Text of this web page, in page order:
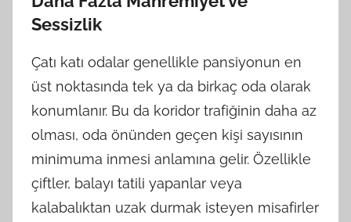
Sessizlik
Çatı katı odalar genellikle pansiyonun en
üst noktasında tek ya da birkaç oda olarak
konumlanır. Bu da koridor trafiğinin daha az
olması, oda önünden geçen kişi sayısının
minimuma inmesi anlamına gelir. Özellikle
çiftler, balayı tatili yapanlar veya
kalabalıktan uzak durmak isteyen misafirler